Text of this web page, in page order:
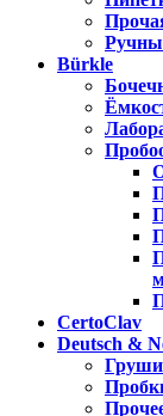
Bürkle
CertoClav
Deutsch &
Груши